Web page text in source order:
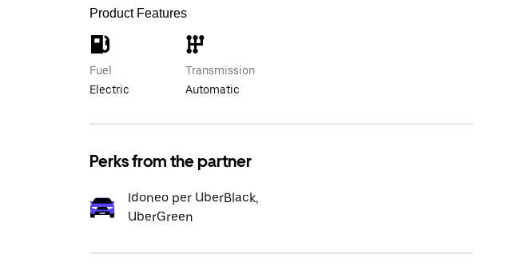
Product Features
Fuel
Electric
Transmission
Automatic
Perks from the partner
Idoneo per UberBlack,
UberGreen